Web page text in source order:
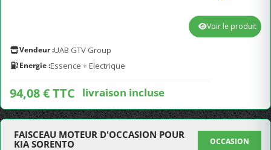
Vendeur :UAB GTV Group
Energie :Essence + Electrique
94,08 € TTC livraison incluse
Voir le produit
FAISCEAU MOTEUR D'OCCASION POUR
KIA SORENTO
OCCASION